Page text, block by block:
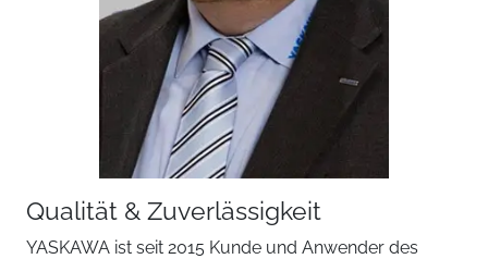
Qualität & Zuverlässigkeit
YASKAWA ist seit 2015 Kunde und Anwender des